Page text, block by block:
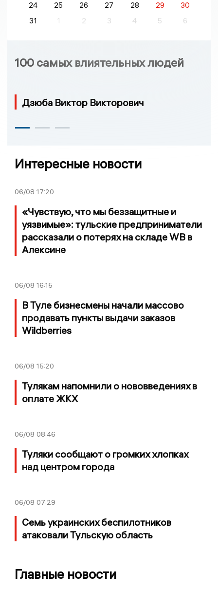
24
25 26 27 28 29
30
31
1 2 3 4 5 6
100 самых влиятельных людей
Дзюба Виктор Викторович
Интересные новости
06/08 17:20
«Чувствую, что мы беззащитные и
уязвимые»: тульские предприниматели
рассказали о потерях на складе WB в
Алексине
06/08 16:15
В Туле бизнесмены начали массово
продавать пункты выдачи заказов
Wildberries
06/08 15:20
Тулякам напомнили о нововведениях в
оплате ЖКХ
06/08 08:46
Туляки сообщают о громких хлопках
над центром города
06/08 07:29
Семь украинских беспилотников
атаковали Тульскую область
Главные новости